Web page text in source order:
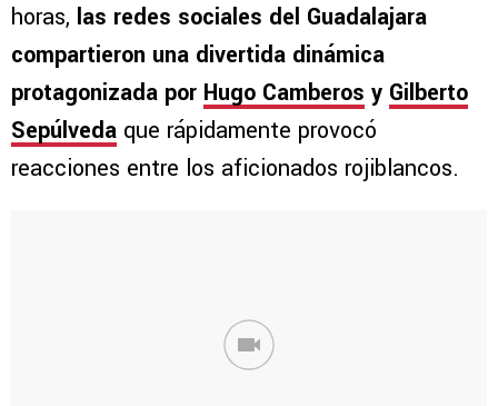
horas, las redes sociales del Guadalajara
compartieron una divertida dinámica
protagonizada por Hugo Camberos y Gilberto
Sepúlveda que rápidamente provocó
reacciones entre los aficionados rojiblancos.